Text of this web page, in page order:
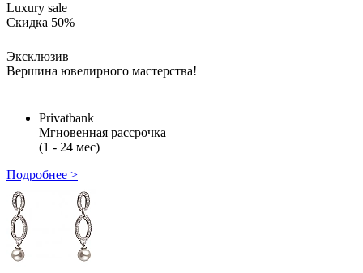
Luxury sale
Скидка 50%
Эксклюзив
Вершина ювелирного мастерства!
Privatbank
Мгновенная рассрочка
(1 - 24 мес)
Подробнее >